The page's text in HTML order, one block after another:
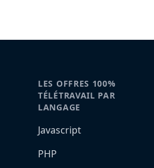
LES OFFRES 100%
TÉLÉTRAVAIL PAR
LANGAGE
Javascript
PHP